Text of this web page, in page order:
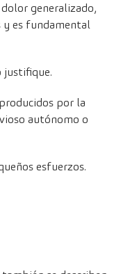
generalizado,
y es fundamental
justifique.
por la
autónomo o
esfuerzos.